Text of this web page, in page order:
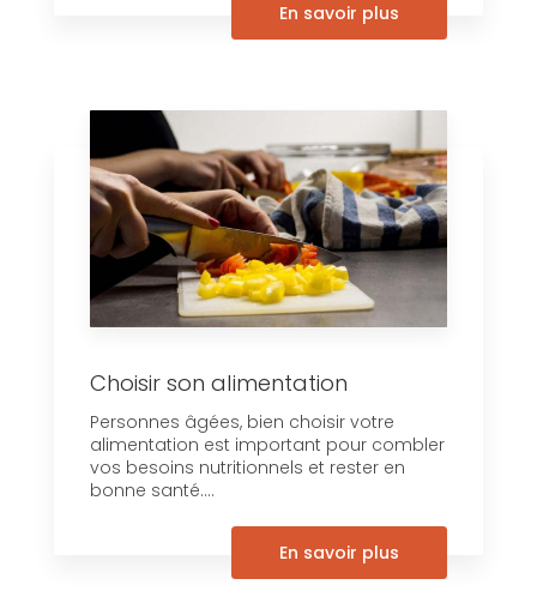
En savoir plus
Choisir son alimentation
Personnes âgées, bien choisir votre
alimentation est important pour combler
vos besoins nutritionnels et rester en
bonne santé....
En savoir plus